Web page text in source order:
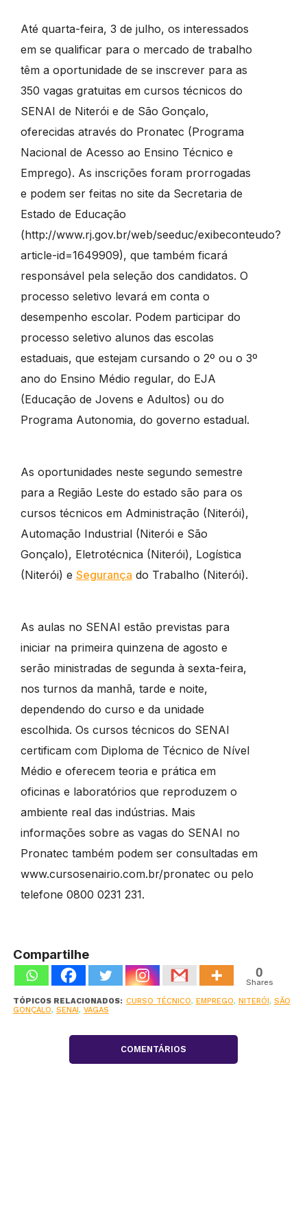
Até quarta-feira, 3 de julho, os interessados
em se qualificar para o mercado de trabalho
têm a oportunidade de se inscrever para as
350 vagas gratuitas em cursos técnicos do
SENAI de Niterói e de São Gonçalo,
oferecidas através do Pronatec (Programa
Nacional de Acesso ao Ensino Técnico e
Emprego). As inscrições foram prorrogadas
e podem ser feitas no site da Secretaria de
Estado de Educação
(http://www.rj.gov.br/web/seeduc/exibeconteudo?
article-id=1649909), que também ficará
responsável pela seleção dos candidatos. O
processo seletivo levará em conta o
desempenho escolar. Podem participar do
processo seletivo alunos das escolas
estaduais, que estejam cursando o 2º ou o 3º
ano do Ensino Médio regular, do EJA
(Educação de Jovens e Adultos) ou do
Programa Autonomia, do governo estadual.
As oportunidades neste segundo semestre
para a Região Leste do estado são para os
cursos técnicos em Administração (Niterói),
Automação Industrial (Niterói e São
Gonçalo), Eletrotécnica (Niterói), Logística
(Niterói) e Segurança do Trabalho (Niterói).
As aulas no SENAI estão previstas para
iniciar na primeira quinzena de agosto e
serão ministradas de segunda à sexta-feira,
nos turnos da manhã, tarde e noite,
dependendo do curso e da unidade
escolhida. Os cursos técnicos do SENAI
certificam com Diploma de Técnico de Nível
Médio e oferecem teoria e prática em
oficinas e laboratórios que reproduzem o
ambiente real das indústrias. Mais
informações sobre as vagas do SENAI no
Pronatec também podem ser consultadas em
www.cursosenairio.com.br/pronatec ou pelo
telefone 0800 0231 231.
Compartilhe
0
Shares
TÓPICOS RELACIONADOS: CURSO TÉCNICO, EMPREGO, NITERÓI, SÃO
GONÇALO, SENAI, VAGAS
COMENTÁRIOS